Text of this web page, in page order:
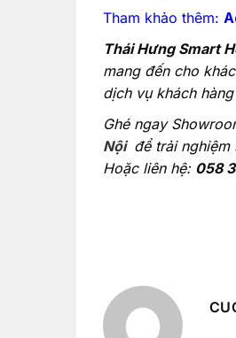
Tham khảo thêm:
Thái Hưng Smart
mang đến cho
dịch vụ khách
Ghé ngay
Nội để trải nghiệm
Hoặc liên hệ: 058